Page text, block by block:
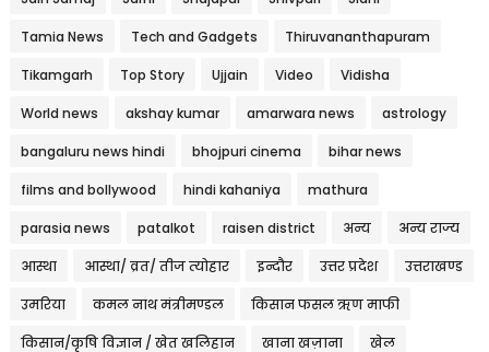
Tamia News Tech and Gadgets Thiruvananthapuram
Tikamgarh Top Story Ujjain Video Vidisha
World news akshay kumar amarwara news astrology
bangaluru news hindi bhojpuri cinema bihar news
films and bollywood hindi kahaniya mathura
parasia news patalkot raisen district अन्य अन्य राज्य
आस्था आस्था/ व्रत/ तीज त्‍योहार इन्दौर उत्तर प्रदेश उत्तराखण्ड
उमरिया कमल नाथ मंत्रीमण्डल किसान फसल ऋण माफी
किसान/कृषि विज्ञान / खेत खलिहान खाना खज़ाना खेल